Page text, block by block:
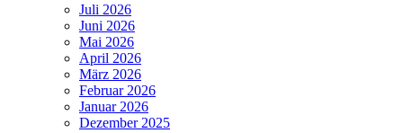
Juli 2026
Juni 2026
Mai 2026
April 2026
März 2026
Februar 2026
Januar 2026
Dezember 2025